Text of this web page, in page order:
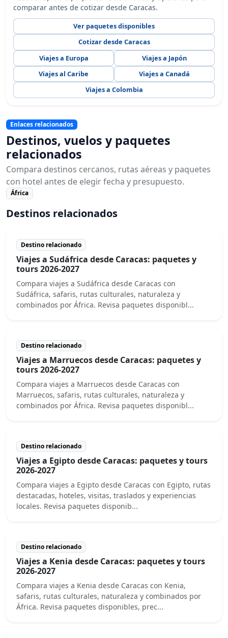
comparar antes de cotizar desde Caracas.
Ver paquetes disponibles
Cotizar desde Caracas
Viajes a Europa
Viajes a Japón
Viajes al Caribe
Viajes a Canadá
Viajes a Colombia
Enlaces relacionados
Destinos, vuelos y paquetes
relacionados
Compara destinos cercanos, rutas aéreas y paquetes
con hotel antes de elegir fecha y presupuesto.
África
Destinos relacionados
Destino relacionado
Viajes a Sudáfrica desde Caracas: paquetes y
tours 2026-2027
Compara viajes a Sudáfrica desde Caracas con
Sudáfrica, safaris, rutas culturales, naturaleza y
combinados por África. Revisa paquetes disponibl...
Destino relacionado
Viajes a Marruecos desde Caracas: paquetes y
tours 2026-2027
Compara viajes a Marruecos desde Caracas con
Marruecos, safaris, rutas culturales, naturaleza y
combinados por África. Revisa paquetes disponibl...
Destino relacionado
Viajes a Egipto desde Caracas: paquetes y tours
2026-2027
Compara viajes a Egipto desde Caracas con Egipto, rutas
destacadas, hoteles, visitas, traslados y experiencias
locales. Revisa paquetes disponib...
Destino relacionado
Viajes a Kenia desde Caracas: paquetes y tours
2026-2027
Compara viajes a Kenia desde Caracas con Kenia,
safaris, rutas culturales, naturaleza y combinados por
África. Revisa paquetes disponibles, prec...